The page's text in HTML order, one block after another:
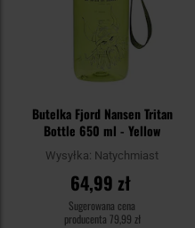
Butelka Fjord Nansen Tritan
Bottle 650 ml - Yellow
Wysyłka: Natychmiast
64,99 zł
Sugerowana cena
producenta 79,99 zł